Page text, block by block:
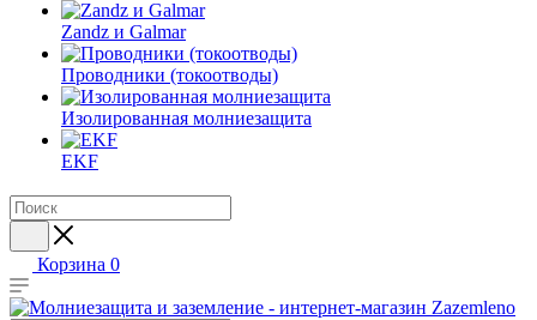
Zandz и Galmar
Проводники (токоотводы)
Изолированная молниезащита
EKF
Корзина 0